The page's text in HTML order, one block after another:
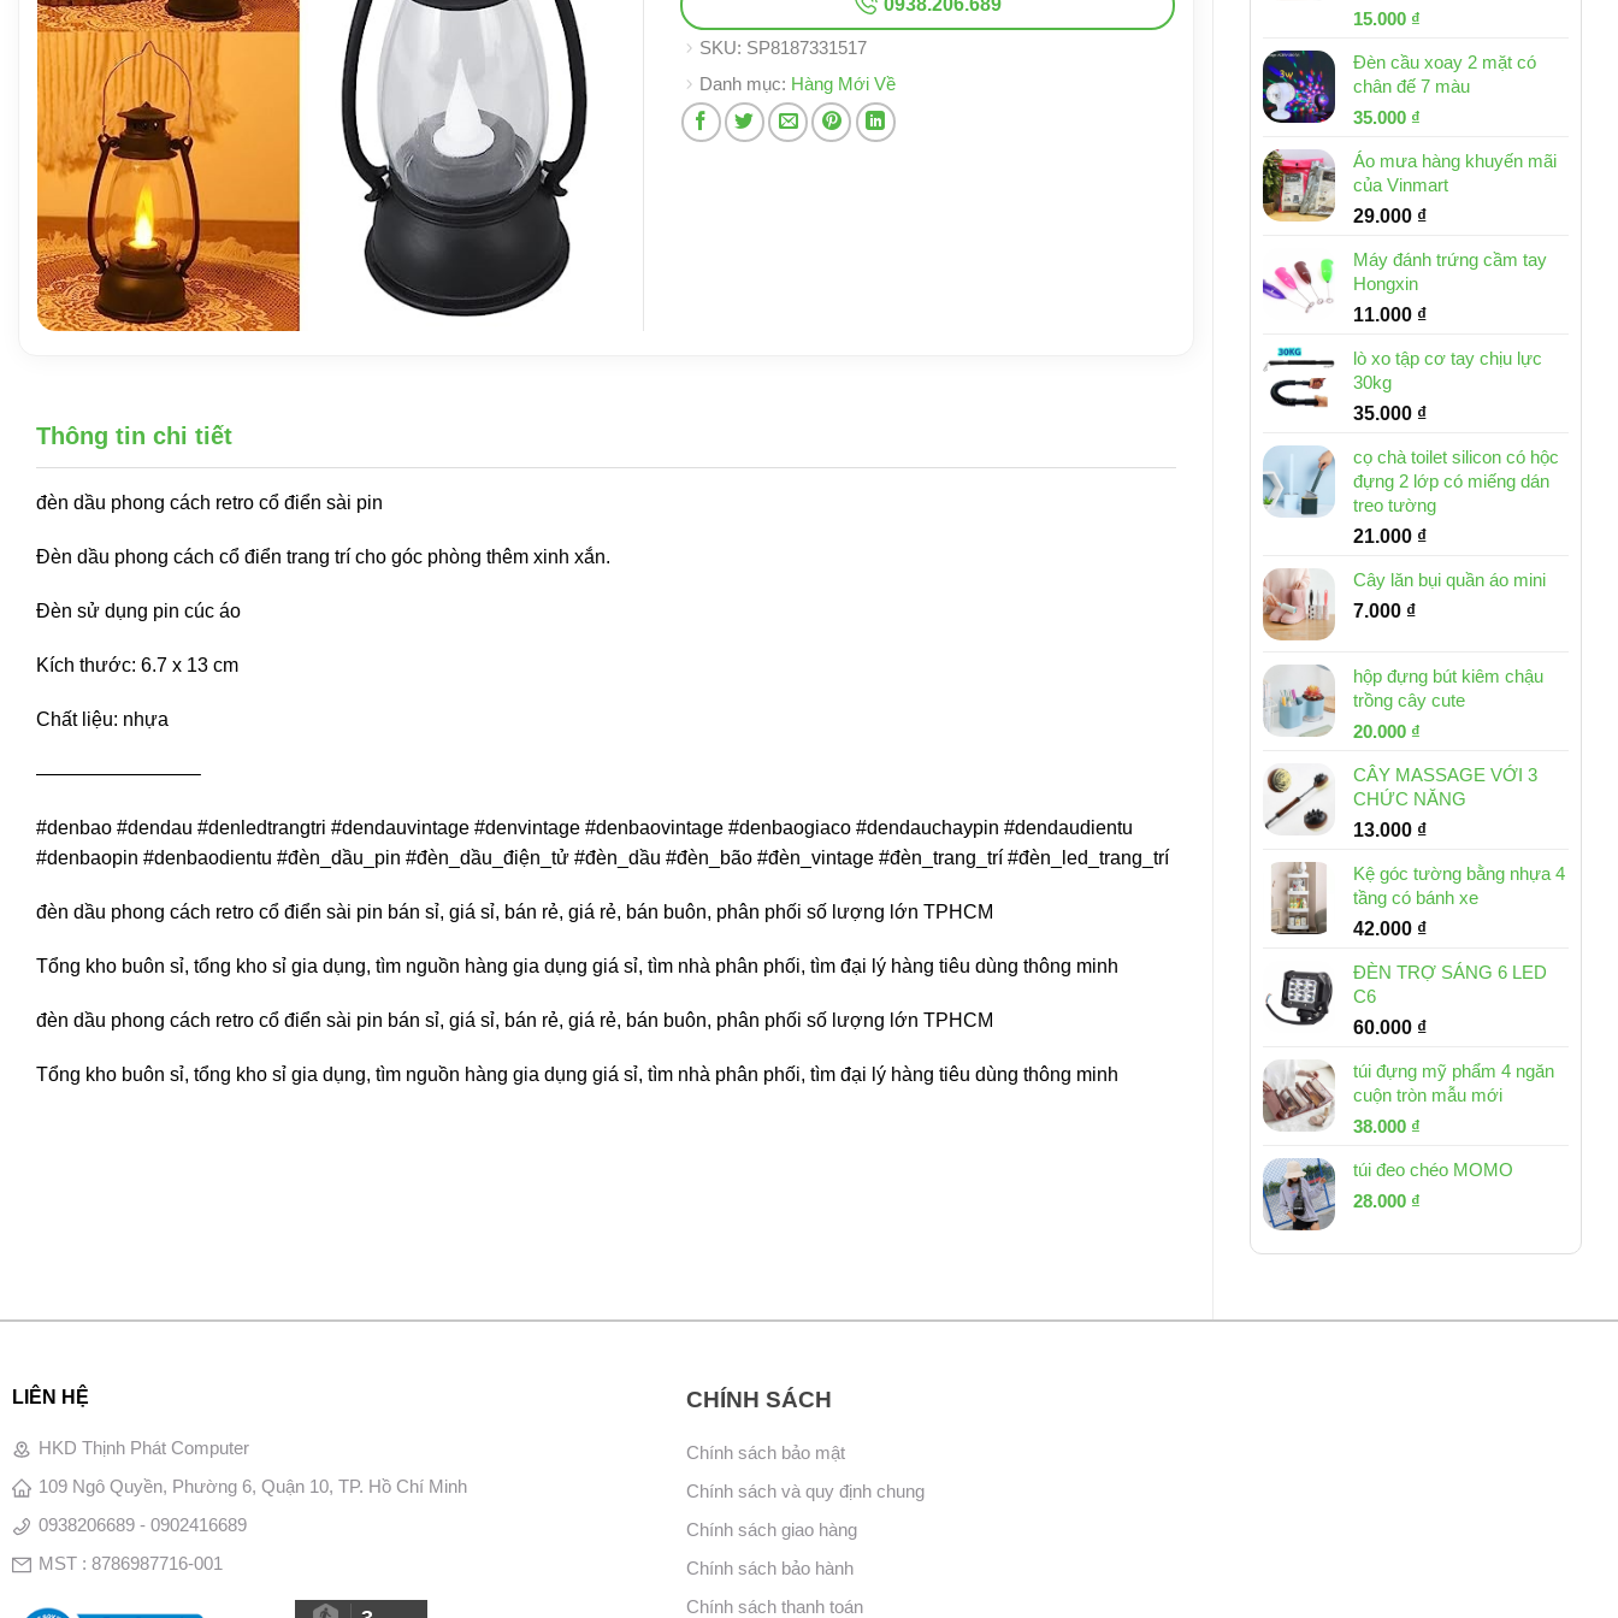
Giá
là:
32.000 ₫.
15.000 ₫
tại
là:
Đèn cầu xoay 2 mặt có
chân đế 7 màu
Giá
là:
46.000 ₫.
35.000 ₫
tại
là:
35.000 ₫.
Áo mưa hàng khuyến mãi
của Vinmart
29.000 ₫
Máy đánh trứng cầm tay
Hongxin
11.000 ₫
lò xo tập cơ tay chịu lực
30kg
35.000 ₫
cọ chà toilet silicon có hộc
đựng 2 lớp có miếng dán
treo tường
21.000 ₫
Cây lăn bụi quần áo mini
7.000 ₫
hộp đựng bút kiêm chậu
trồng cây cute
Giá
là:
30.000 ₫.
20.000 ₫
tại
là:
20.000 ₫.
CÂY MASSAGE VỚI 3
CHỨC NĂNG
13.000 ₫
Kệ góc tường bằng nhựa 4
tầng có bánh xe
42.000 ₫
ĐÈN TRỢ SÁNG 6 LED
C6
60.000 ₫
túi đựng mỹ phẩm 4 ngăn
cuộn tròn mẫu mới
Giá
là:
53.000 ₫.
38.000 ₫
tại
túi đeo chéo MOMO
Giá
là:
28.000 ₫
tại
0938.206.689
SKU: SP8187331517
Danh mục: Hàng Mới Về
Thông tin chi tiết
đèn dầu phong cách retro cổ điển sài pin
Đèn dầu phong cách cổ điển trang trí cho góc phòng thêm xinh xắn.
Đèn sử dụng pin cúc áo
Kích thước: 6.7 x 13 cm
Chất liệu: nhựa
————————–
#denbao #dendau #denledtrangtri #dendauvintage #denvintage #denbaovintage #denbaogiaco #dendauchaypin #dendaudientu
#denbaopin #denbaodientu #đèn_dầu_pin #đèn_dầu_điện_tử #đèn_dầu #đèn_bão #đèn_vintage #đèn_trang_trí #đèn_led_trang_trí
đèn dầu phong cách retro cổ điển sài pin bán sỉ, giá sỉ, bán rẻ, giá rẻ, bán buôn, phân phối số lượng lớn TPHCM
Tổng kho buôn sỉ, tổng kho sỉ gia dụng, tìm nguồn hàng gia dụng giá sỉ, tìm nhà phân phối, tìm đại lý hàng tiêu dùng thông minh
đèn dầu phong cách retro cổ điển sài pin bán sỉ, giá sỉ, bán rẻ, giá rẻ, bán buôn, phân phối số lượng lớn TPHCM
Tổng kho buôn sỉ, tổng kho sỉ gia dụng, tìm nguồn hàng gia dụng giá sỉ, tìm nhà phân phối, tìm đại lý hàng tiêu dùng thông minh
LIÊN HỆ
HKD Thịnh Phát Computer
109 Ngô Quyền, Phường 6, Quận 10, TP. Hồ Chí Minh
0938206689 - 0902416689
MST : 8786987716-001
CHÍNH SÁCH
Chính sách bảo mật
Chính sách và quy định chung
Chính sách giao hàng
Chính sách bảo hành
Chính sách thanh toán